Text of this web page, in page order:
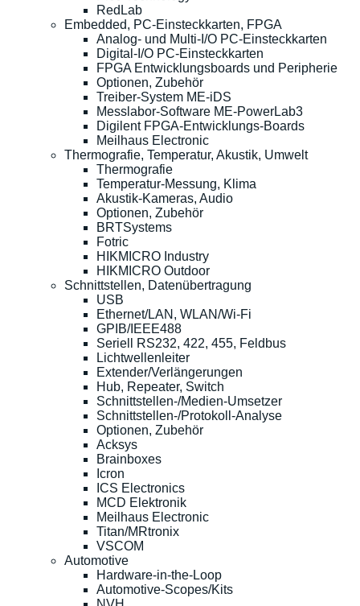
RedLab
Embedded, PC-Einsteckkarten, FPGA
Analog- und Multi-I/O PC-Einsteckkarten
Digital-I/O PC-Einsteckkarten
FPGA Entwicklungsboards und Peripherie
Optionen, Zubehör
Treiber-System ME-iDS
Messlabor-Software ME-PowerLab3
Digilent FPGA-Entwicklungs-Boards
Meilhaus Electronic
Thermografie, Temperatur, Akustik, Umwelt
Thermografie
Temperatur-Messung, Klima
Akustik-Kameras, Audio
Optionen, Zubehör
BRTSystems
Fotric
HIKMICRO Industry
HIKMICRO Outdoor
Schnittstellen, Datenübertragung
USB
Ethernet/LAN, WLAN/Wi-Fi
GPIB/IEEE488
Seriell RS232, 422, 455, Feldbus
Lichtwellenleiter
Extender/Verlängerungen
Hub, Repeater, Switch
Schnittstellen-/Medien-Umsetzer
Schnittstellen-/Protokoll-Analyse
Optionen, Zubehör
Acksys
Brainboxes
Icron
ICS Electronics
MCD Elektronik
Meilhaus Electronic
Titan/MRtronix
VSCOM
Automotive
Hardware-in-the-Loop
Automotive-Scopes/Kits